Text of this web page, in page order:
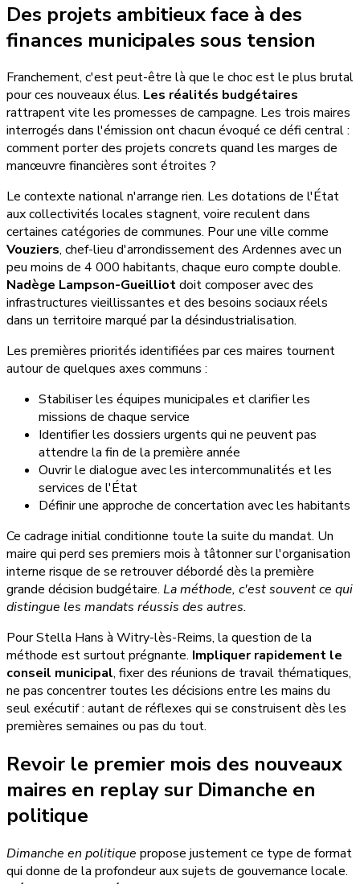
Des projets ambitieux face à des
finances municipales sous tension
Franchement, c'est peut-être là que le choc est le plus brutal
pour ces nouveaux élus. Les réalités budgétaires
rattrapent vite les promesses de campagne. Les trois maires
interrogés dans l'émission ont chacun évoqué ce défi central :
comment porter des projets concrets quand les marges de
manœuvre financières sont étroites ?
Le contexte national n'arrange rien. Les dotations de l'État
aux collectivités locales stagnent, voire reculent dans
certaines catégories de communes. Pour une ville comme
Vouziers, chef-lieu d'arrondissement des Ardennes avec un
peu moins de 4 000 habitants, chaque euro compte double.
Nadège Lampson-Gueilliotdoit composer avec des
infrastructures vieillissantes et des besoins sociaux réels
dans un territoire marqué par la désindustrialisation.
Les premières priorités identifiées par ces maires tournent
autour de quelques axes communs :
Stabiliser les équipes municipales et clarifier les
missions de chaque service
Identifier les dossiers urgents qui ne peuvent pas
attendre la fin de la première année
Ouvrir le dialogue avec les intercommunalités et les
services de l'État
Définir une approche de concertation avec les habitants
Ce cadrage initial conditionne toute la suite du mandat. Un
maire qui perd ses premiers mois à tâtonner sur l'organisation
interne risque de se retrouver débordé dès la première
grande décision budgétaire. La méthode, c'est souvent ce qui
distingue les mandats réussis des autres.
Pour Stella Hans à Witry-lès-Reims, la question de la
méthode est surtout prégnante. Impliquer rapidement le
conseil municipal, fixer des réunions de travail thématiques,
ne pas concentrer toutes les décisions entre les mains du
seul exécutif : autant de réflexes qui se construisent dès les
premières semaines ou pas du tout.
Revoir le premier mois des nouveaux
maires en replay sur Dimanche en
politique
Dimanche en politique propose justement ce type de format
qui donne de la profondeur aux sujets de gouvernance locale.